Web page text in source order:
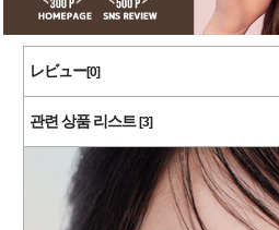
レビュー[0]
관련 상품 리스트[3]